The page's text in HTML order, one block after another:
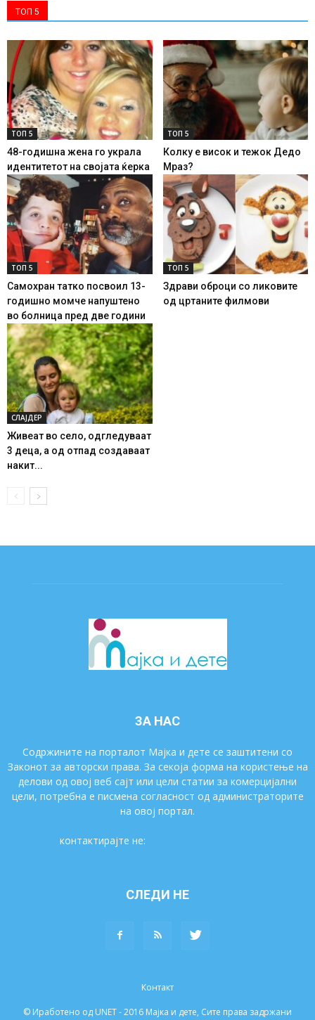
ТОП 5
ТОП 5
48-годишна жена го украла
идентитетот на својата ќерка
ТОП 5
Колку е висок и тежок Дедо
Мраз?
ТОП 5
Самохран татко посвоил 13-
годишно момче напуштено
во болница пред две години
ТОП 5
Здрави оброци со ликовите
од цртаните филмови
СЛАЈДЕР
Живеат во село, одгледуваат
3 деца, а од отпад создаваат
накит...
ЗА НАС
Содржините на порталот Мајка и дете се заштитени со
Законот за авторски права. За секоја форма на користење на
делови од овој веб сајт или цели статии за комерцијални
цели, потребна е писмена согласност од администраторите
на овој портал.
контактирајте не:
СЛЕДИ НЕ
Контакт
© Иработено од UNET - 2016 Мајка и дете, Сите права задржани